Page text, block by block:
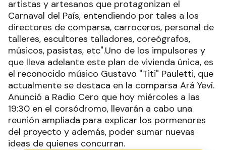
artistas y artesanos que protagonizan el
Carnaval del País, entendiendo por tales a los
directores de comparsa, carroceros, personal de
talleres, escultores talladores, coreógrafos,
músicos, pasistas, etc".Uno de los impulsores y
que lleva adelante este plan de vivienda única, es
el reconocido músico Gustavo "Titi" Pauletti, que
actualmente se destaca en la comparsa Ará Yeví.
Anunció a Radio Cero que hoy miércoles a las
19:30 en el corsódromo, llevarán a cabo una
reunión ampliada para explicar los pormenores
del proyecto y además, poder sumar nuevas
ideas de quienes concurran.